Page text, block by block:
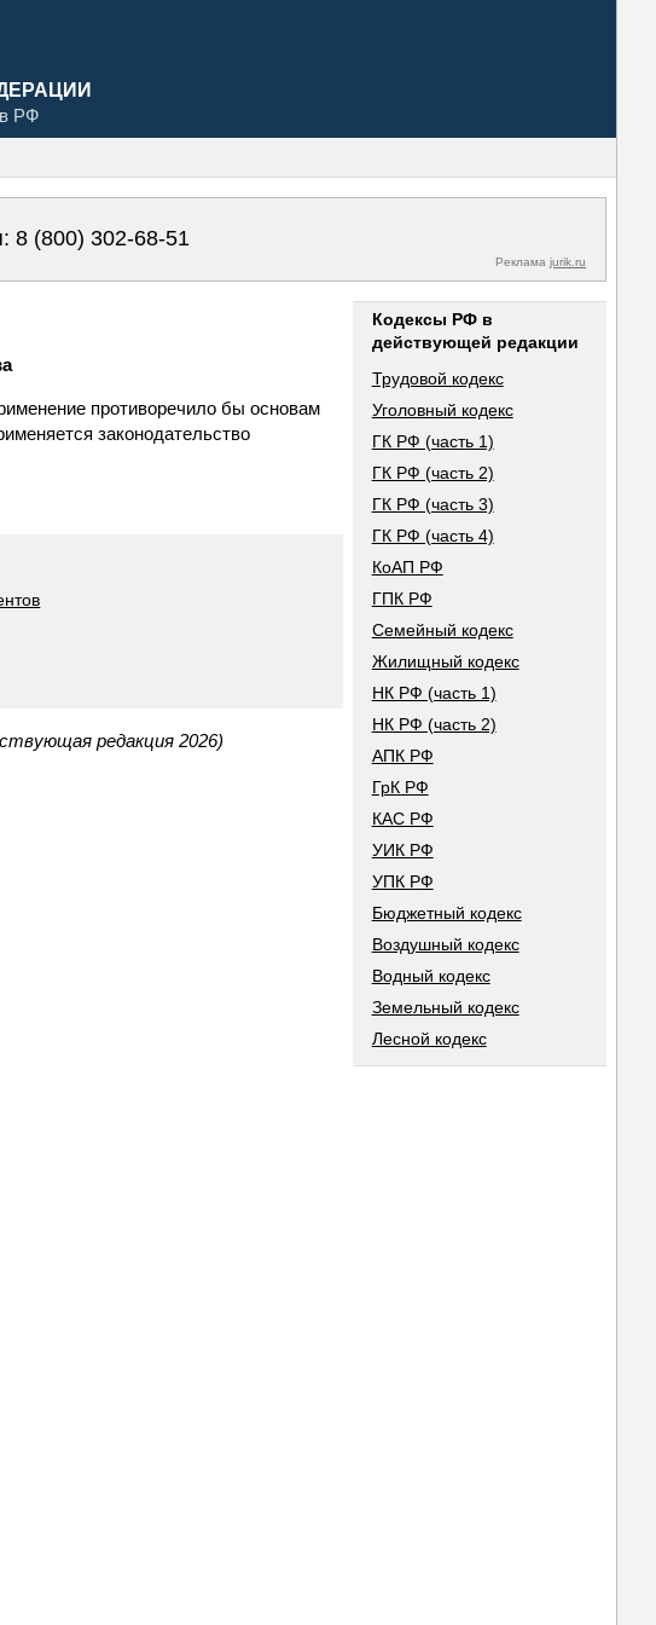
РФ
8 (800) 302-68-51
Реклама jurik.ru
противоречило бы основам
законодательство
редакция 2026)
Кодексы РФ в
действующей редакции
Трудовой кодекс
Уголовный кодекс
ГК РФ (часть 1)
ГК РФ (часть 2)
ГК РФ (часть 3)
ГК РФ (часть 4)
КоАП РФ
ГПК РФ
Семейный кодекс
Жилищный кодекс
НК РФ (часть 1)
НК РФ (часть 2)
АПК РФ
ГрК РФ
КАС РФ
УИК РФ
УПК РФ
Бюджетный кодекс
Воздушный кодекс
Водный кодекс
Земельный кодекс
Лесной кодекс